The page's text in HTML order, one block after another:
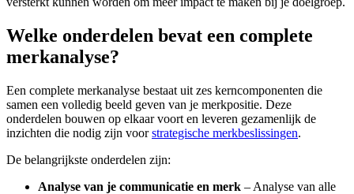
Welke onderdelen bevat een complete
merkanalyse?
Een complete merkanalyse bestaat uit zes kerncomponenten die
samen een volledig beeld geven van je merkpositie. Deze
onderdelen bouwen op elkaar voort en leveren gezamenlijk de
inzichten die nodig zijn voorstrategische merkbeslissingen.
De belangrijkste onderdelen zijn:
Analyse van je communicatie en merk – Analyse van alle